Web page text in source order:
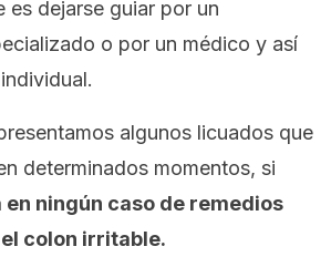
es dejarse guiar por un
o por un médico y así
algunos licuados que
determinados momentos, si
en ningún caso de remedios
colon irritable.